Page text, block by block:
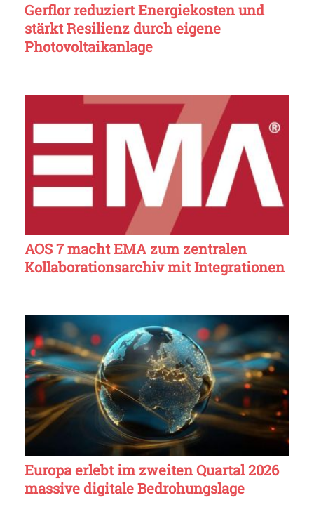
Gerflor reduziert Energiekosten und
stärkt Resilienz durch eigene
Photovoltaikanlage
AOS 7 macht EMA zum zentralen
Kollaborationsarchiv mit Integrationen
Europa erlebt im zweiten Quartal 2026
massive digitale Bedrohungslage